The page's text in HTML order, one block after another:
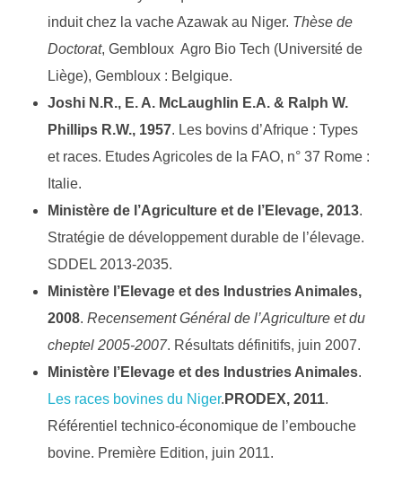
induit chez la vache Azawak au Niger. Thèse de
Doctorat, Gembloux Agro Bio Tech (Université de
Liège), Gembloux : Belgique.
Joshi N.R., E. A. McLaughlin E.A. & Ralph W.
Phillips R.W., 1957. Les bovins d’Afrique : Types
et races. Etudes Agricoles de la FAO, n° 37 Rome :
Italie.
Ministère de l’Agriculture et de l’Elevage, 2013.
Stratégie de développement durable de l’élevage.
SDDEL 2013-2035.
Ministère l’Elevage et des Industries Animales,
2008. Recensement Général de l’Agriculture et du
cheptel 2005-2007. Résultats définitifs, juin 2007.
Ministère l’Elevage et des Industries Animales.
Les races bovines du Niger. PRODEX, 2011.
Référentiel technico-économique de l’embouche
bovine. Première Edition, juin 2011.